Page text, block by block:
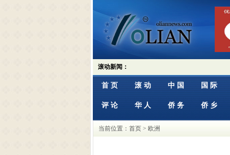
滚动新闻：
首 页 滚 动 中 国 国 际
评 论 华 人 侨 务 侨 乡
当前位置： 首页 > 欧洲